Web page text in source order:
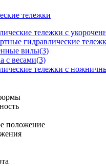
тележки
тележки с
гидравлические
вилы(3)
с весами(3)
тележки с
положение